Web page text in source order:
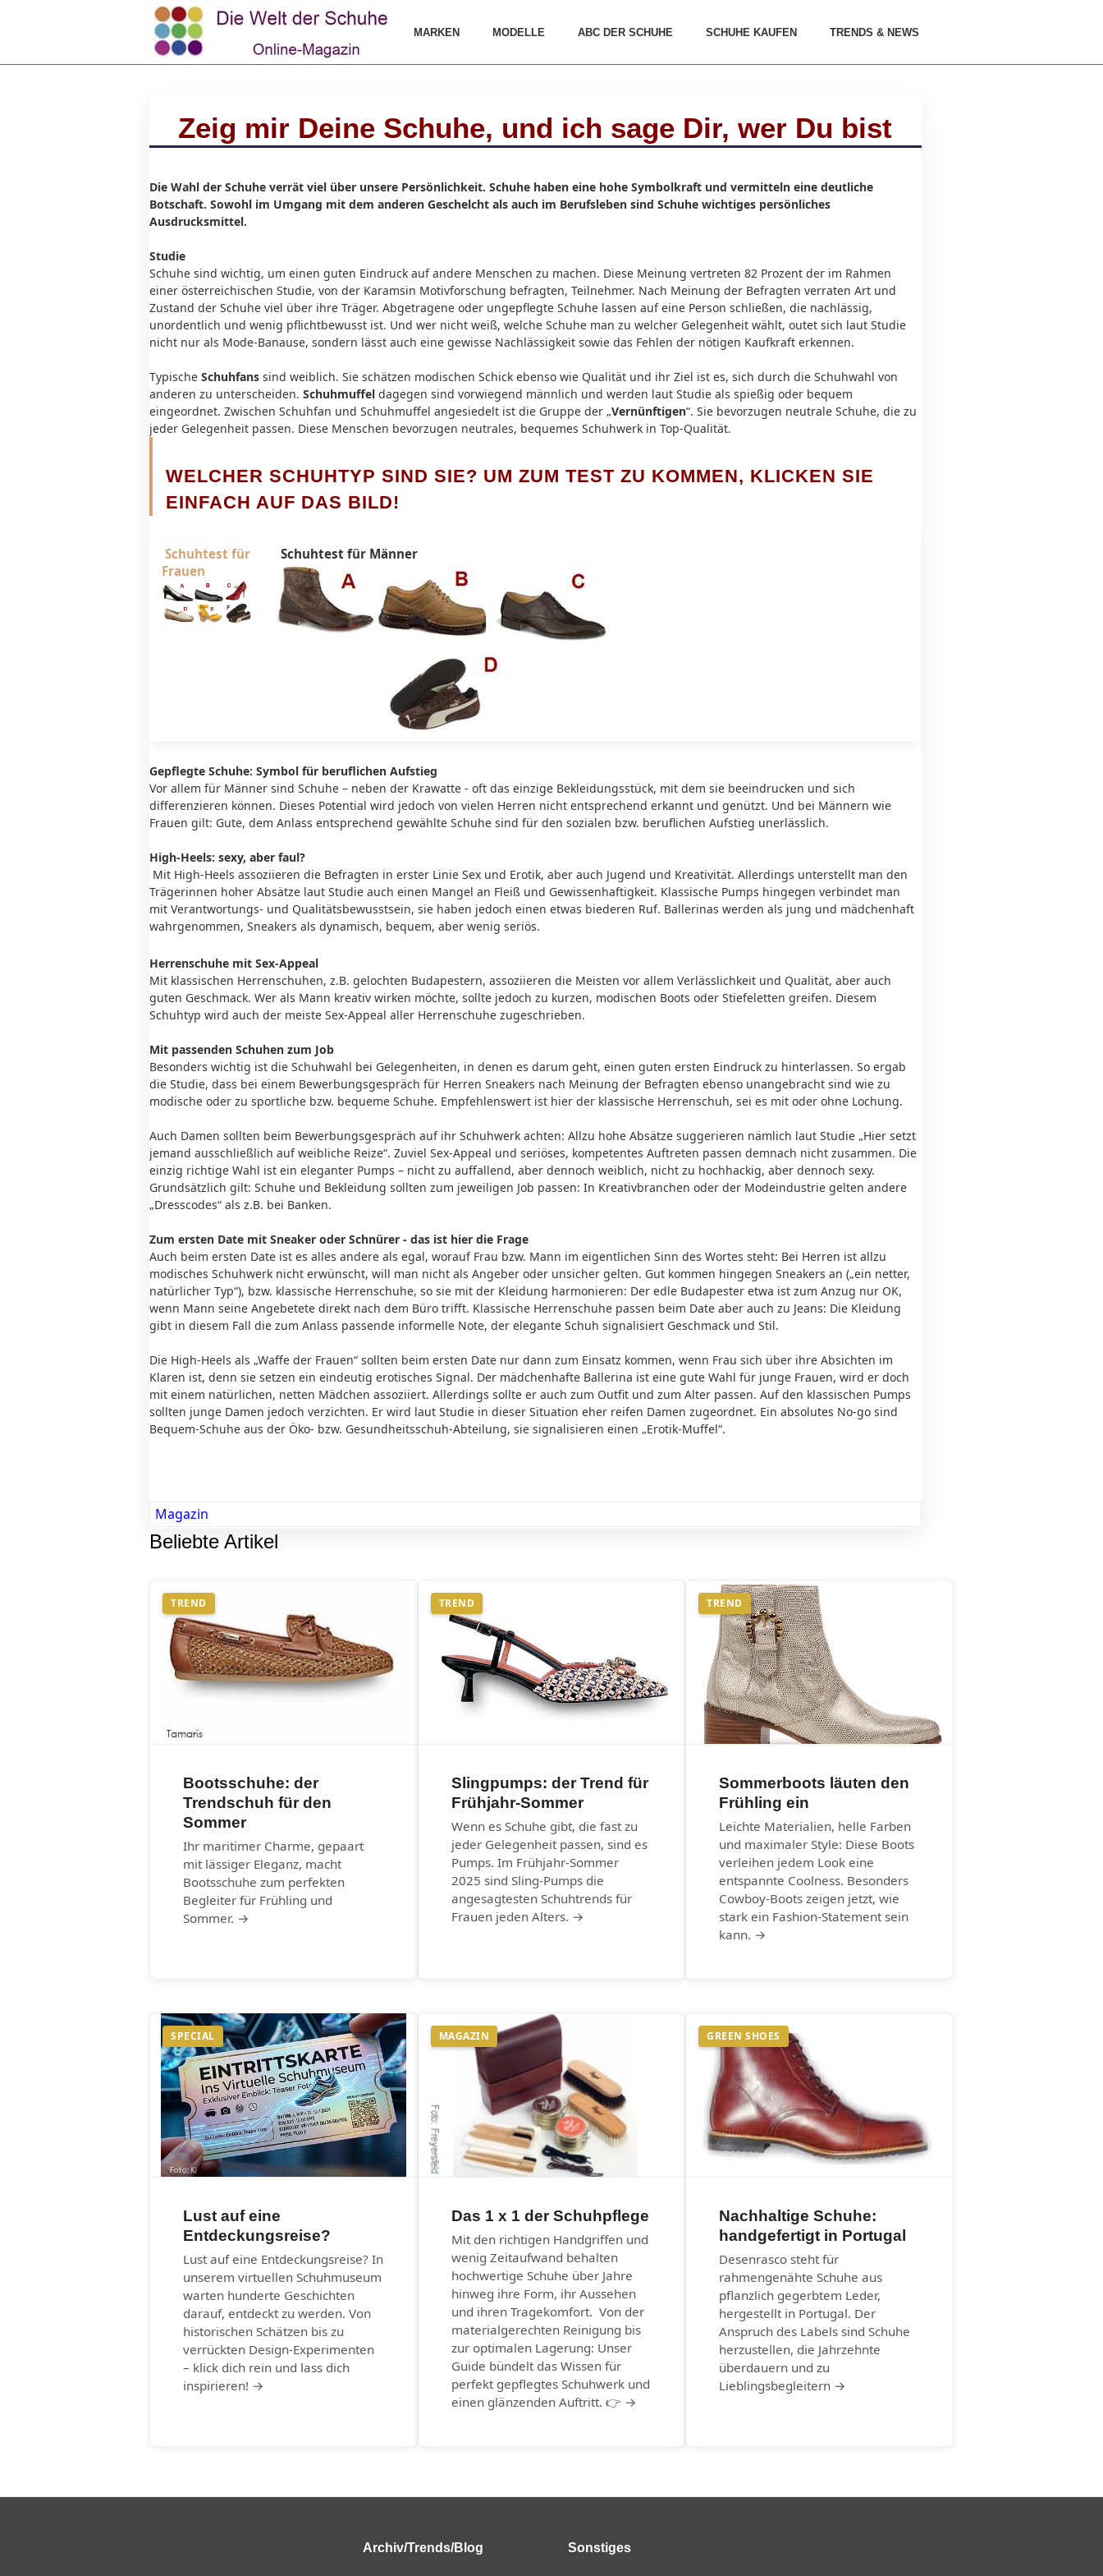
MARKEN MODELLE ABC DER SCHUHE SCHUHE KAUFEN TRENDS & NEWS
Zeig mir Deine Schuhe, und ich sage Dir, wer Du bist
Die Wahl der Schuhe verrät viel über unsere Persönlichkeit. Schuhe haben eine hohe Symbolkraft und vermitteln eine deutliche
Botschaft. Sowohl im Umgang mit dem anderen Geschelcht als auch im Berufsleben sind Schuhe wichtiges persönliches
Ausdrucksmittel.
Studie
Schuhe sind wichtig, um einen guten Eindruck auf andere Menschen zu machen. Diese Meinung vertreten 82 Prozent der im Rahmen
einer österreichischen Studie, von der Karamsin Motivforschung befragten, Teilnehmer. Nach Meinung der Befragten verraten Art und
Zustand der Schuhe viel über ihre Träger. Abgetragene oder ungepflegte Schuhe lassen auf eine Person schließen, die nachlässig,
unordentlich und wenig pflichtbewusst ist. Und wer nicht weiß, welche Schuhe man zu welcher Gelegenheit wählt, outet sich laut Studie
nicht nur als Mode-Banause, sondern lässt auch eine gewisse Nachlässigkeit sowie das Fehlen der nötigen Kaufkraft erkennen.
Typische Schuhfans sind weiblich. Sie schätzen modischen Schick ebenso wie Qualität und ihr Ziel ist es, sich durch die Schuhwahl von
anderen zu unterscheiden. Schuhmuffel dagegen sind vorwiegend männlich und werden laut Studie als spießig oder bequem
eingeordnet. Zwischen Schuhfan und Schuhmuffel angesiedelt ist die Gruppe der „Vernünftigen“. Sie bevorzugen neutrale Schuhe, die zu
jeder Gelegenheit passen. Diese Menschen bevorzugen neutrales, bequemes Schuhwerk in Top-Qualität.
WELCHER SCHUHTYP SIND SIE? UM ZUM TEST ZU KOMMEN, KLICKEN SIE
EINFACH AUF DAS BILD!
Schuhtest für
Frauen
Schuhtest für Männer
Gepflegte Schuhe: Symbol für beruflichen Aufstieg
Vor allem für Männer sind Schuhe – neben der Krawatte - oft das einzige Bekleidungsstück, mit dem sie beeindrucken und sich
differenzieren können. Dieses Potential wird jedoch von vielen Herren nicht entsprechend erkannt und genützt. Und bei Männern wie
Frauen gilt: Gute, dem Anlass entsprechend gewählte Schuhe sind für den sozialen bzw. beruflichen Aufstieg unerlässlich.
High-Heels: sexy, aber faul?
Mit High-Heels assoziieren die Befragten in erster Linie Sex und Erotik, aber auch Jugend und Kreativität. Allerdings unterstellt man den
Trägerinnen hoher Absätze laut Studie auch einen Mangel an Fleiß und Gewissenhaftigkeit. Klassische Pumps hingegen verbindet man
mit Verantwortungs- und Qualitätsbewusstsein, sie haben jedoch einen etwas biederen Ruf. Ballerinas werden als jung und mädchenhaft
wahrgenommen, Sneakers als dynamisch, bequem, aber wenig seriös.
Herrenschuhe mit Sex-Appeal
Mit klassischen Herrenschuhen, z.B. gelochten Budapestern, assoziieren die Meisten vor allem Verlässlichkeit und Qualität, aber auch
guten Geschmack. Wer als Mann kreativ wirken möchte, sollte jedoch zu kurzen, modischen Boots oder Stiefeletten greifen. Diesem
Schuhtyp wird auch der meiste Sex-Appeal aller Herrenschuhe zugeschrieben.
Mit passenden Schuhen zum Job
Besonders wichtig ist die Schuhwahl bei Gelegenheiten, in denen es darum geht, einen guten ersten Eindruck zu hinterlassen. So ergab
die Studie, dass bei einem Bewerbungsgespräch für Herren Sneakers nach Meinung der Befragten ebenso unangebracht sind wie zu
modische oder zu sportliche bzw. bequeme Schuhe. Empfehlenswert ist hier der klassische Herrenschuh, sei es mit oder ohne Lochung.
Auch Damen sollten beim Bewerbungsgespräch auf ihr Schuhwerk achten: Allzu hohe Absätze suggerieren nämlich laut Studie „Hier setzt
jemand ausschließlich auf weibliche Reize“. Zuviel Sex-Appeal und seriöses, kompetentes Auftreten passen demnach nicht zusammen. Die
einzig richtige Wahl ist ein eleganter Pumps – nicht zu auffallend, aber dennoch weiblich, nicht zu hochhackig, aber dennoch sexy.
Grundsätzlich gilt: Schuhe und Bekleidung sollten zum jeweiligen Job passen: In Kreativbranchen oder der Modeindustrie gelten andere
„Dresscodes“ als z.B. bei Banken.
Zum ersten Date mit Sneaker oder Schnürer - das ist hier die Frage
Auch beim ersten Date ist es alles andere als egal, worauf Frau bzw. Mann im eigentlichen Sinn des Wortes steht: Bei Herren ist allzu
modisches Schuhwerk nicht erwünscht, will man nicht als Angeber oder unsicher gelten. Gut kommen hingegen Sneakers an („ein netter,
natürlicher Typ“), bzw. klassische Herrenschuhe, so sie mit der Kleidung harmonieren: Der edle Budapester etwa ist zum Anzug nur OK,
wenn Mann seine Angebetete direkt nach dem Büro trifft. Klassische Herrenschuhe passen beim Date aber auch zu Jeans: Die Kleidung
gibt in diesem Fall die zum Anlass passende informelle Note, der elegante Schuh signalisiert Geschmack und Stil.
Die High-Heels als „Waffe der Frauen“ sollten beim ersten Date nur dann zum Einsatz kommen, wenn Frau sich über ihre Absichten im
Klaren ist, denn sie setzen ein eindeutig erotisches Signal. Der mädchenhafte Ballerina ist eine gute Wahl für junge Frauen, wird er doch
mit einem natürlichen, netten Mädchen assoziiert. Allerdings sollte er auch zum Outfit und zum Alter passen. Auf den klassischen Pumps
sollten junge Damen jedoch verzichten. Er wird laut Studie in dieser Situation eher reifen Damen zugeordnet. Ein absolutes No-go sind
Bequem-Schuhe aus der Öko- bzw. Gesundheitsschuh-Abteilung, sie signalisieren einen „Erotik-Muffel“.
Magazin
Beliebte Artikel
TREND
Bootsschuhe: der
Trendschuh für den
Sommer
Ihr maritimer Charme, gepaart
mit lässiger Eleganz, macht
Bootsschuhe zum perfekten
Begleiter für Frühling und
Sommer. →
TREND
Slingpumps: der Trend für
Frühjahr-Sommer
Wenn es Schuhe gibt, die fast zu
jeder Gelegenheit passen, sind es
Pumps. Im Frühjahr-Sommer
2025 sind Sling-Pumps die
angesagtesten Schuhtrends für
Frauen jeden Alters. →
TREND
Sommerboots läuten den
Frühling ein
Leichte Materialien, helle Farben
und maximaler Style: Diese Boots
verleihen jedem Look eine
entspannte Coolness. Besonders
Cowboy-Boots zeigen jetzt, wie
stark ein Fashion-Statement sein
kann. →
SPECIAL
Lust auf eine
Entdeckungsreise?
Lust auf eine Entdeckungsreise? In
unserem virtuellen Schuhmuseum
warten hunderte Geschichten
darauf, entdeckt zu werden. Von
historischen Schätzen bis zu
verrückten Design-Experimenten
– klick dich rein und lass dich
inspirieren! →
MAGAZIN
Das 1 x 1 der Schuhpflege
Mit den richtigen Handgriffen und
wenig Zeitaufwand behalten
hochwertige Schuhe über Jahre
hinweg ihre Form, ihr Aussehen
und ihren Tragekomfort. Von der
materialgerechten Reinigung bis
zur optimalen Lagerung: Unser
Guide bündelt das Wissen für
perfekt gepflegtes Schuhwerk und
einen glänzenden Auftritt. 👉 →
GREEN SHOES
Nachhaltige Schuhe:
handgefertigt in Portugal
Desenrasco steht für
rahmengenähte Schuhe aus
pflanzlich gegerbtem Leder,
hergestellt in Portugal. Der
Anspruch des Labels sind Schuhe
herzustellen, die Jahrzehnte
überdauern und zu
Lieblingsbegleitern →
Archiv/Trends/Blog Sonstiges